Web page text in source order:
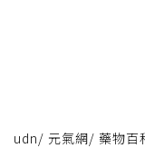
udn/ 元氣網/ 藥物百